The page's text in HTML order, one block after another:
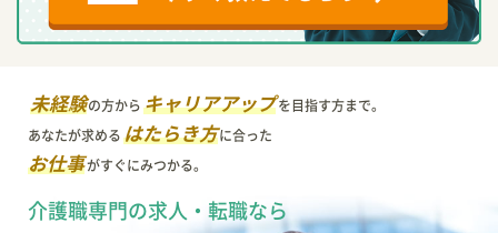
未経験の方からキャリアアップを目指す方まで。
あなたが求めるはたらき方に合った
お仕事がすぐにみつかる。
介護職専門の求人・転職なら